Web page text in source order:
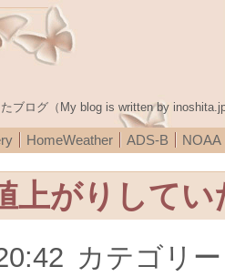
ブログ（My blog is written by
HomeWeather ADS-B NOAA
上がりしてい
カテゴリ